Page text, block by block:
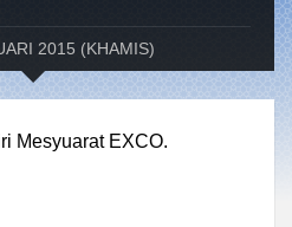
2015 (KHAMIS)
Mesyuarat EXCO.